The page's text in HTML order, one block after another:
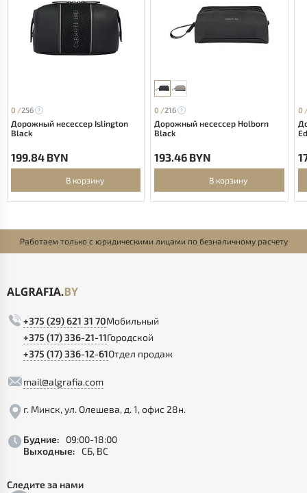
0 /256
Дорожный несессер Islington
Black
199.84 BYN
В корзину
0 /216
Дорожный несессер Holborn
Black
193.46 BYN
В корзину
0
Работаем только с юридическими лицами по безналичному расчету
+375 (29) 621 31 70Мобильный
+375 (17) 336-21-11Городской
+375 (17) 336-12-61Отдел продаж
mail@algrafia.com
г. Минск, ул. Олешева, д. 1, офис 28н.
Будние:
09:00-18:00
Выходные: СБ, ВС
Следите за нами